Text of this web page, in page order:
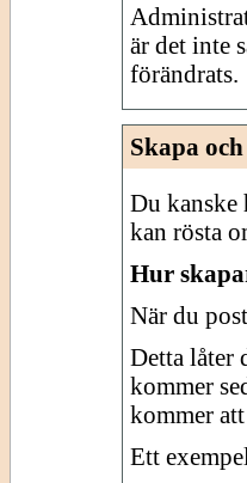
är det inte
förändrats.
Skapa
Du kanske
kan rösta
Hur
När du
Detta låter
kommer
kommer
Ett